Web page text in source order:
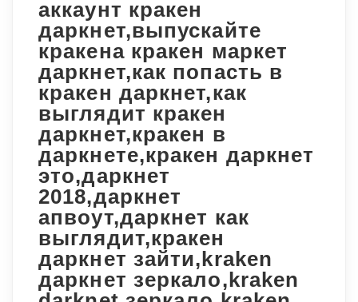
аккаунт кракен
даркнет,выпускайте
кракена кракен маркет
даркнет,как попасть в
кракен даркнет,как
выглядит кракен
даркнет,кракен в
даркнете,кракен даркнет
это,даркнет
2018,даркнет
апвоут,даркнет как
выглядит,кракен
даркнет зайти,kraken
даркнет зеркало,kraken